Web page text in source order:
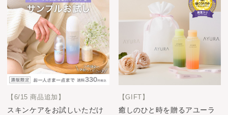
【6/15 商品追加】
スキンケアをお試しいただけ
【GIFT】
癒しのひと時を贈るアユーラ